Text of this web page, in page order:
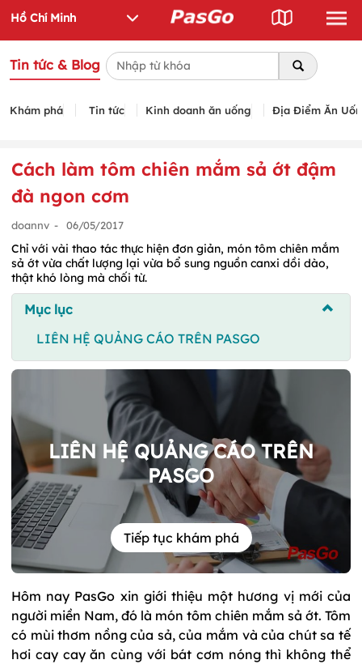
Tin tức & Blog
Khám phá Tin tức Kinh doanh ăn uống Địa Điểm Ăn
Cách làm tôm chiên mắm sả ớt đậm
đà ngon cơm
doannv - 06/05/2017
Chỉ với vài thao tác thực hiện đơn giản, món tôm chiên mắm
sả ớt vừa chất lượng lại vừa bổ sung nguồn canxi dồi dào,
thật khó lòng mà chối từ.
Mục lục
LIÊN HỆ QUẢNG CÁO TRÊN PASGO
LIÊN HỆ QUẢNG CÁO TRÊN
PASGO
Tiếp tục khám phá
Hôm nay PasGo xin giới thiệu một hương vị mới của
người miền Nam, đó là món tôm chiên mắm sả ớt. Tôm
có mùi thơm nồng của sả, của mắm và của chút sa tế
hơi cay cay ăn cùng với bát cơm nóng thì không thể